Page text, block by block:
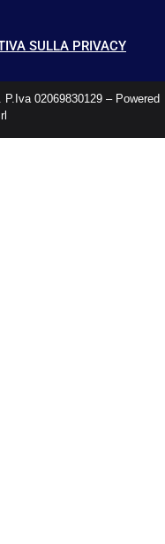
SULLA PRIVACY
02069830129 – Powered